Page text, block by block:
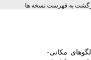
به فهرست نسخه ها
مکانی-